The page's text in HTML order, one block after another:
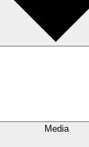
Media